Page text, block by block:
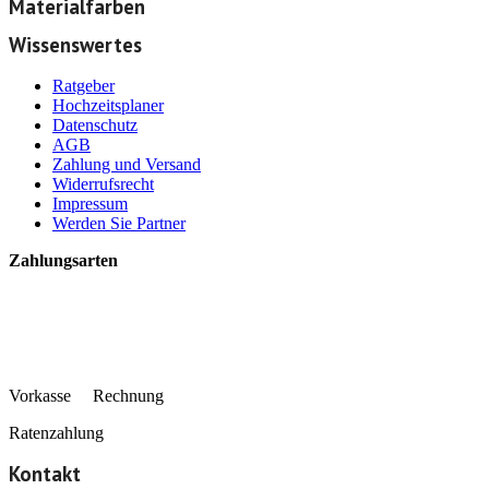
Materialfarben
Wissenswertes
Ratgeber
Hochzeitsplaner
Datenschutz
AGB
Zahlung und Versand
Widerrufsrecht
Impressum
Werden Sie Partner
Zahlungsarten
Vorkasse Rechnung
Ratenzahlung
Kontakt